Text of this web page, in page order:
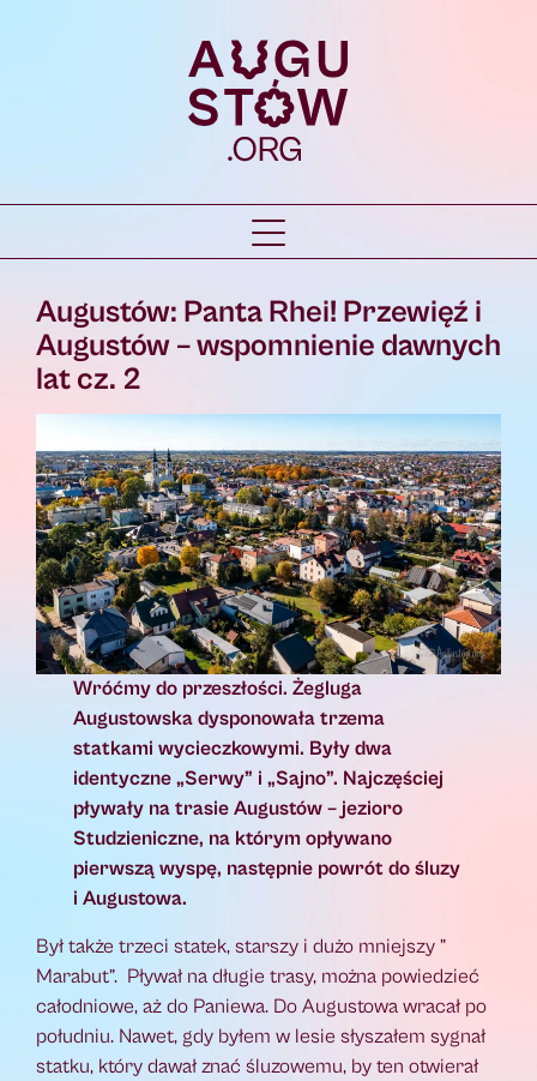
Augustów: Panta Rhei! Przewięź i
Augustów – wspomnienie dawnych
lat cz. 2
Wróćmy do przeszłości. Żegluga
Augustowska dysponowała trzema
statkami wycieczkowymi. Były dwa
identyczne „Serwy” i „Sajno”. Najczęściej
pływały na trasie Augustów – jezioro
Studzieniczne, na którym opływano
pierwszą wyspę, następnie powrót do śluzy
i Augustowa.
Był także trzeci statek, starszy i dużo mniejszy ”
Marabut”. Pływał na długie trasy, można powiedzieć
całodniowe, aż do Paniewa. Do Augustowa wracał po
południu. Nawet, gdy byłem w lesie słyszałem sygnał
statku, który dawał znać śluzowemu, by ten otwierał